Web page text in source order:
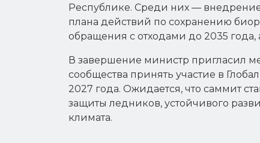
Республике. Среди них —
плана действий по сохранению
обращения с отходами до 2035 года,
В завершение министр пригласил
сообщества принять участие в
2027 года. Ожидается, что саммит
защиты ледников, устойчивого
климата.